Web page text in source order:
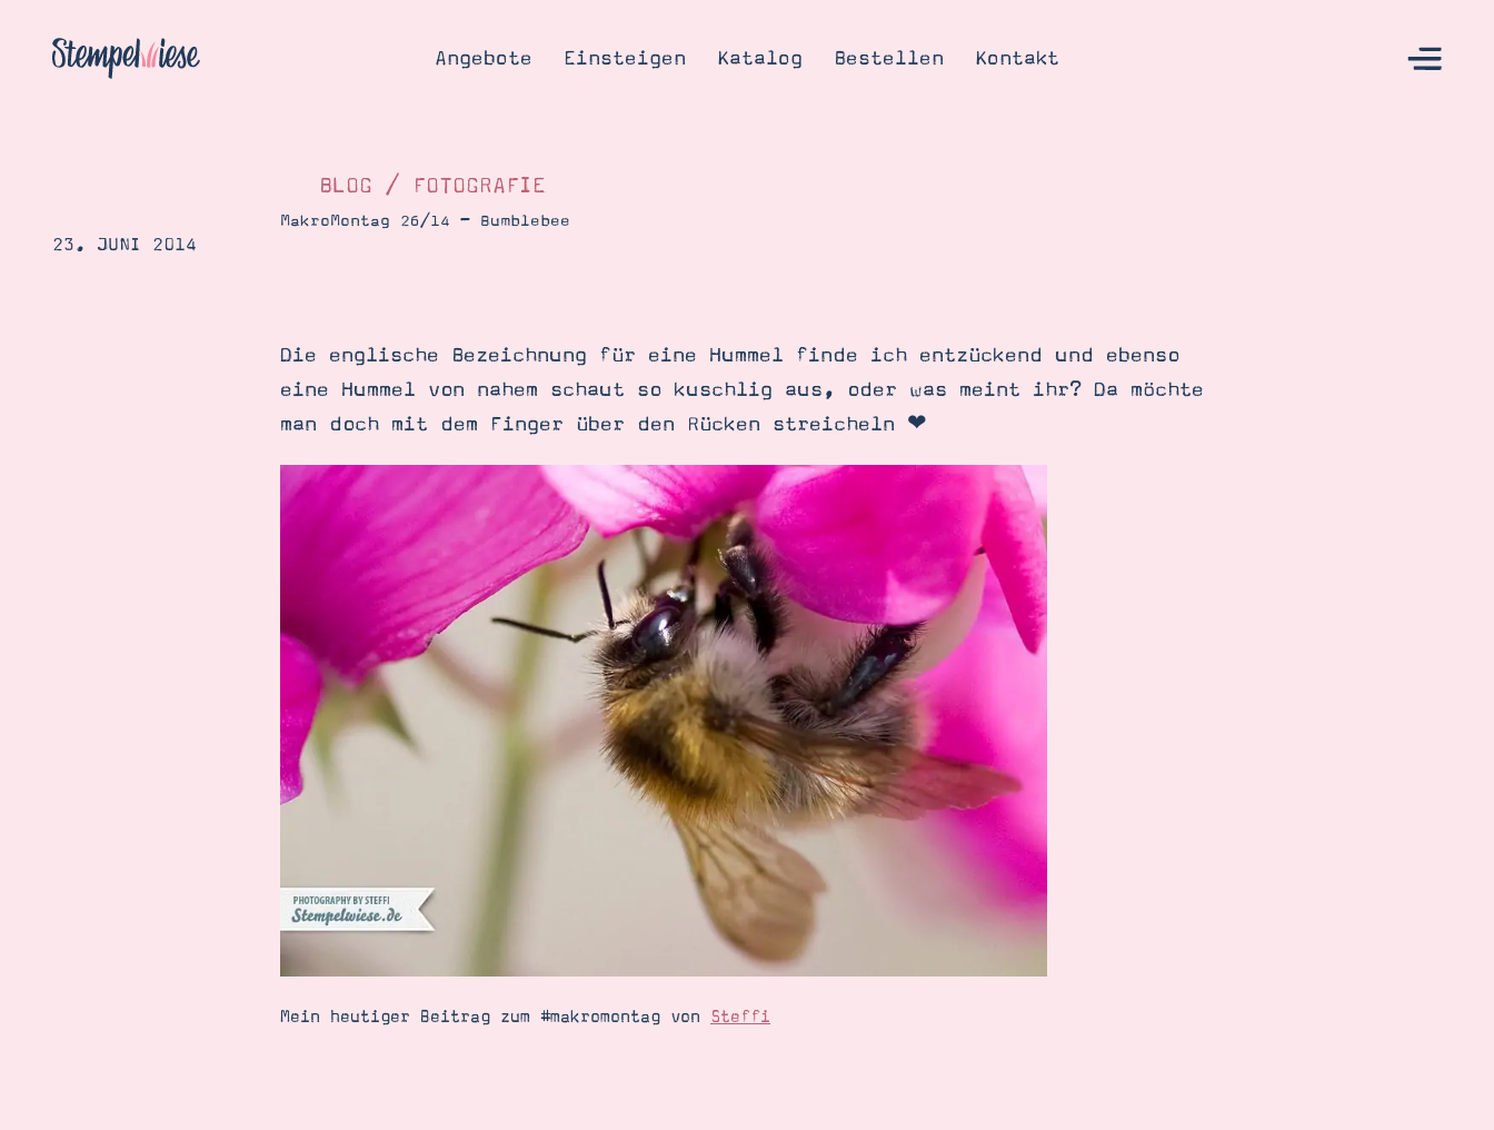
Angebote Einsteigen Katalog Bestellen Kontakt
Blog
Gutscheine
Produkte erklärt
Über mich
Über Stampin’ Up!
Datenschutz
BLOG / FOTOGRAFIE
MakroMontag 26/14 – Bumblebee
23. JUNI 2014
Die englische Bezeichnung für eine Hummel finde ich entzückend und ebenso
eine Hummel von nahem schaut so kuschlig aus, oder was meint ihr? Da möchte
man doch mit dem Finger über den Rücken streicheln ❤
Mein heutiger Beitrag zum #makromontag von Steffi